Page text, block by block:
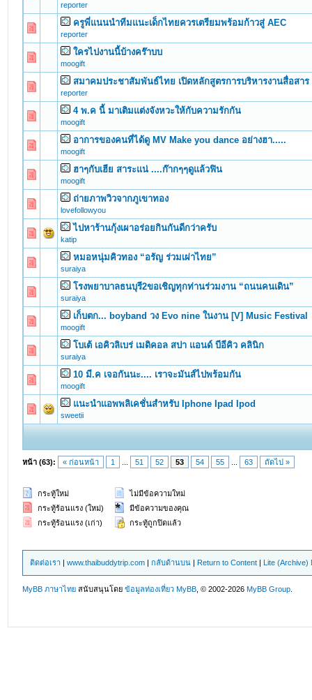
reporter
ครูพี่แนนนำทีมแนะเด็กไทยควรเตรียมพร้อมก้าวสู่ AEC
reporter
0 Vote(s) - 0 out of 5 in Average
12345
ใครไปงานนี้บ้างคร๊าบบ
moogift
0 Vote(s) - 0 out of 5 in Average
12 3 45
สมาคมประชาสัมพันธ์ไทย เปิดหลักสูตรการบริหารงานสื่อสาร
reporter
0 Vote(s) - 0 out of 5 in Average
12345
4 พ.ค นี้ มาเติมแต่งจังหวะให้กับความรักกัน
moogift
0 Vote(s) - 0 out of 5 in Average
12345
อาการของคนที่ได้ดู MV Make you dance อย่างฮา.....
moogift
0 Vote(s) - 0 out of 5 in Average
12345
ฮาๆกับเฮีย สาระแน่ ....ก๊ากๆๆดูแล้วฟิน
moogift
0 Vote(s) - 0 out of 5 in Average
123 45
ถ่ายภาพวิวจากภูเขาทอง
lovefollowyou
0 Vote(s) - 0 out of 5 in Average
123 45
ไปหาร้านกุ้งเผาอร่อยกินกันดีกว่าครับ
katip
0 Vote(s) - 0 out of 5 in Average
12345
หมอหนุ่มคิวทอง “อรัญ ร่วมเผ่าไทย”
suraiya
0 Vote(s) - 0 out of 5 in Average
1 345
โรงพยาบาลธนบุรี2ขอเชิญทุกท่านร่วมงาน “ถนนคนเดิน”
suraiya
0 Vote(s) - 0 out of 5 in Average
1 23 45
เก็บตก... boyband วง Evo nine ในงาน [V] Music Festival
moogift
0 Vote(s) - 0 out of 5 in Average
123 45
โบเต้ เอคิวลิเบร่ เมดิคอล สปา แอนด์ บีอีคิว คลินิก
suraiya
0 Vote(s) - 0 out of 5 in Average
12345
10 มี.ค เจอกันนะ.... เราจะมันส์ไปพร้อมกัน
moogift
0 Vote(s) - 0 out of 5 in Average
1234 5
แนะนำแอพพลิเคชั่นสำหรับ Iphone Ipad Ipod
sweetii
0 Vote(s) - 0 out of 5 in Average
12345
หน้า (63): « ก่อนหน้า 1 51 52 53 54 55 63 ถัดไป »
กระทู้ใหม่
กระทู้ร้อนแรง (ใหม่)
กระทู้ร้อนแรง (เก่า)
ไม่มีข้อความใหม่
มีข้อความของคุณ
กระทู้ถูกปิดแล้ว
ติดต่อเรา |www.thaibuddytrip.com |กลับด้านบน | Return to Content | Lite (Archive)
MyBB ภาษาไทย สนับสนุนโดยข้อมูลท่องเที่ยว MyBB , © 2002-2026MyBB Group